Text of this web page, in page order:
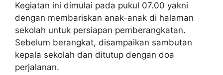
Kegiatan ini dimulai pada pukul 07.00 yakni
dengan membariskan anak-anak di halaman
sekolah untuk persiapan pemberangkatan.
Sebelum berangkat, disampaikan sambutan
kepala sekolah dan ditutup dengan doa
perjalanan.